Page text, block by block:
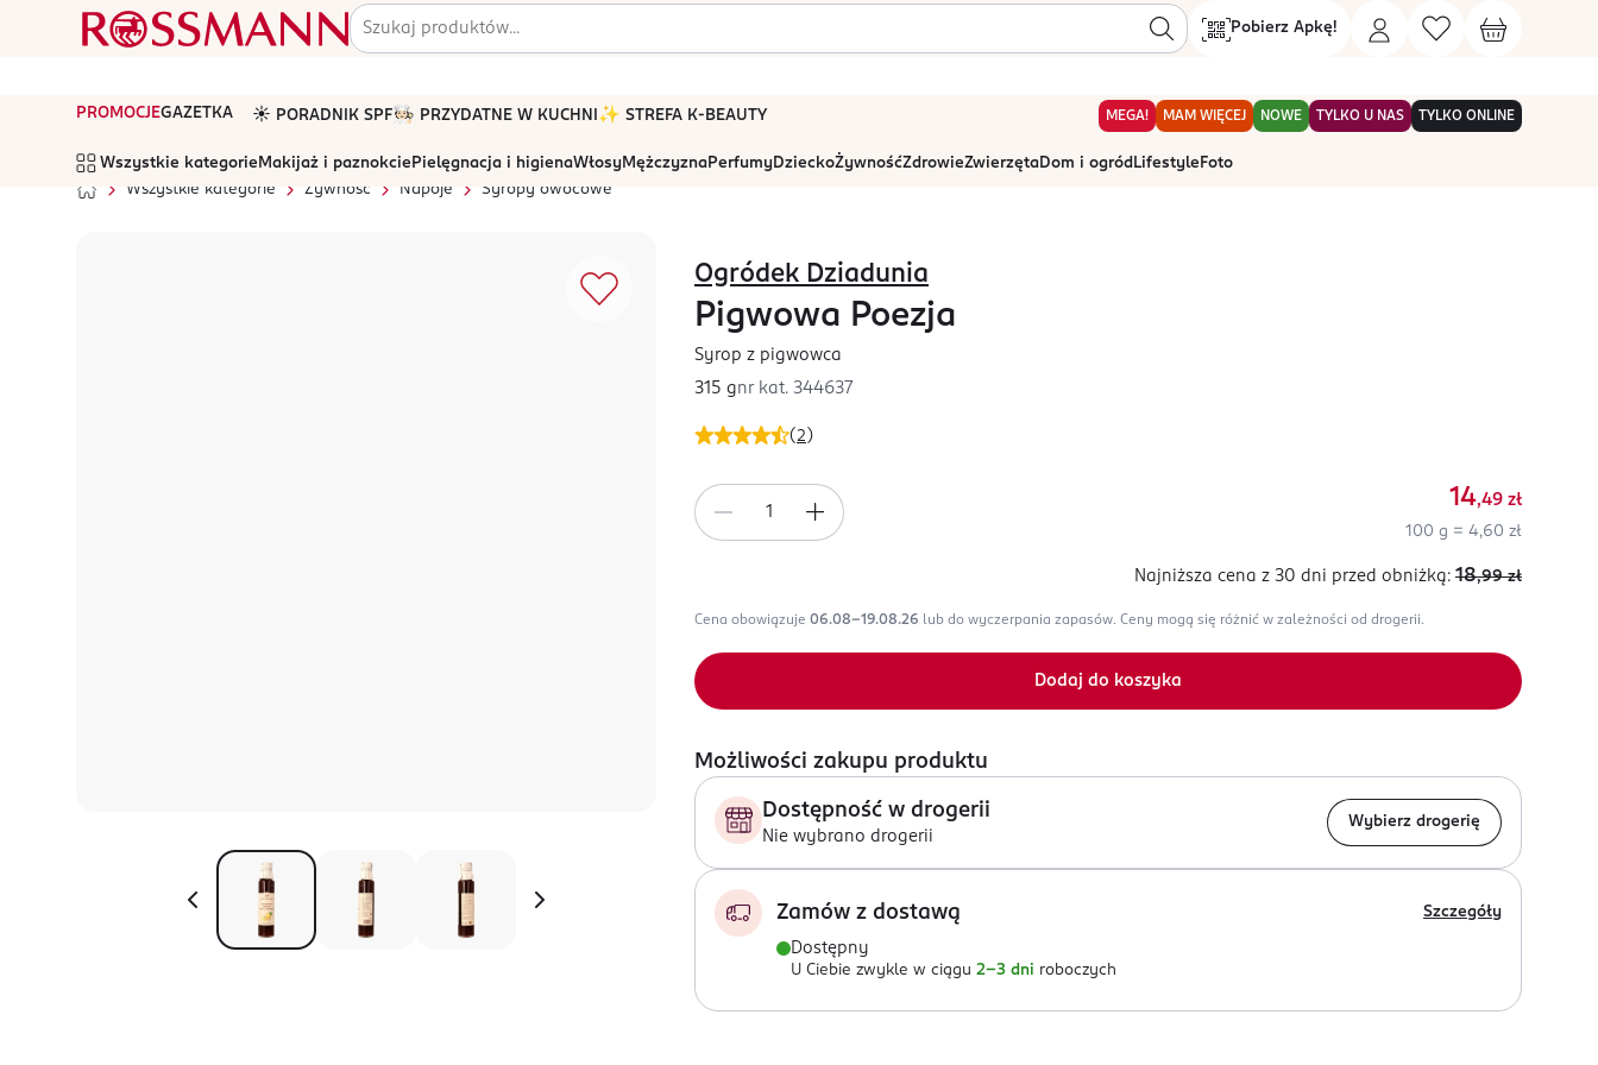
Pobierz Apkę!
PROMOCJEGAZETKA ☀️ PORADNIK SPF🧑🏻‍🍳 PRZYDATNE W KUCHNI ✨ STREFA K-BEAUTY MEGA! MAM WIĘCEJ NOWE TYLKO U NAS TYLKO ONLINE
Wszystkie kategorie Makijaż i paznokcie Pielęgnacja i higienaWłosyMężczyznaPerfumyDzieckoŻywnośćZdrowieZwierzętaDom i ogród Lifestyle Foto
Wszystkie kategorie
Żywność Napoje Syropy owocowe
(2 )
Ogródek Dziadunia
Pigwowa Poezja
Syrop z pigwowca
315 gnr kat. 344637
14,49 zł
100 g = 4,60 zł
Najniższa cena z 30 dni przed obniżką: 18,99 zł
Cena obowiązuje 06.08-19.08.26 lub do wyczerpania zapasów. Ceny mogą się różnić w zależności od drogerii.
Dodaj do koszyka
Możliwości zakupu produktu
Dostępność w drogerii
Nie wybrano drogerii
Wybierz drogerię
Zamów z dostawą Szczegóły
Dostępny
U Ciebie zwykle w ciągu 2-3 dni roboczych